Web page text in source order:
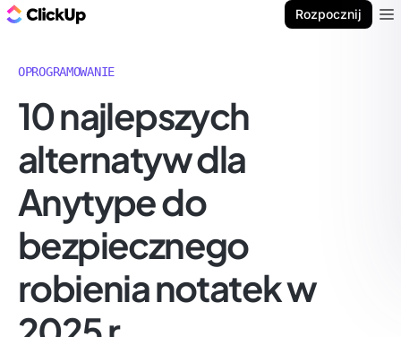
Rozpocznij
OPROGRAMOWANIE
10 najlepszych
alternatyw dla
Anytype do
bezpiecznego
robienia notatek w